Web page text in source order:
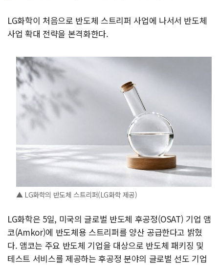
LG화학이 처음으로 반도체 스트리퍼 사업에 나서서 반도체
사업 확대 전략을 본격화한다.
▲ LG화학의 반도체 스트리퍼(LG화학 제공)
LG화학은 5일, 미국의 글로벌 반도체 후공정(OSAT) 기업 앰
코(Amkor)에 반도체용 스트리퍼를 양산 공급한다고 밝혔
다. 앰코는 주요 반도체 기업을 대상으로 반도체 패키징 및
테스트 서비스를 제공하는 후공정 분야의 글로벌 선도 기업